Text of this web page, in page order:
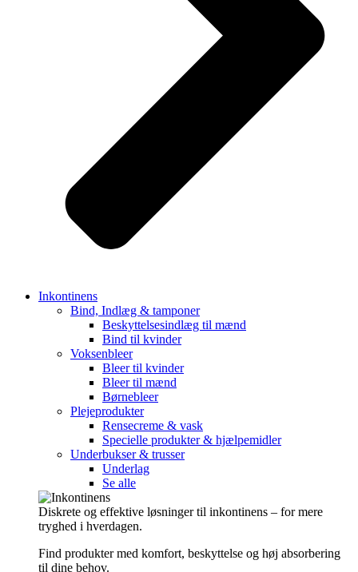
Inkontinens
Bind, Indlæg & tamponer
Beskyttelsesindlæg til mænd
Bind til kvinder
Voksenbleer
Bleer til kvinder
Bleer til mænd
Børnebleer
Plejeprodukter
Rensecreme & vask
Specielle produkter & hjælpemidler
Underbukser & trusser
Underlag
Se alle
Diskrete og effektive løsninger til inkontinens – for mere
tryghed i hverdagen.
Find produkter med komfort, beskyttelse og høj absorbering
til dine behov.